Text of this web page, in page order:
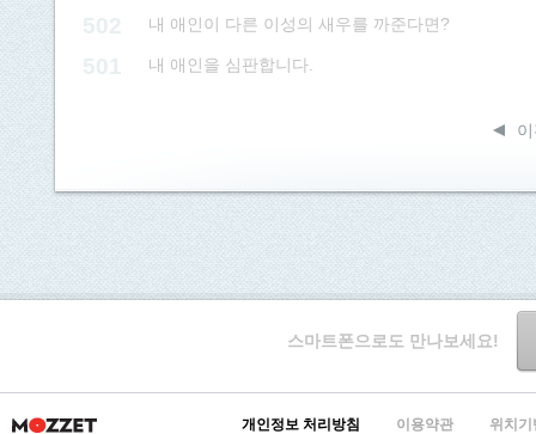
내 애인이 다른 이성의 새우를 까준다면?
내 애인을 심판합니다.
스마트폰으로도 만나보세요!
개인정보 처리방침 이용약관 위치